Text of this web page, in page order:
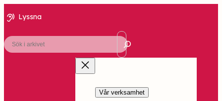
Lyssna
Sök
Vår verksamhet